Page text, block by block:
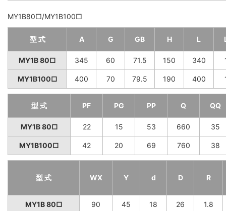
MY1B80□/MY1B100□
型 式 A G GB H L
MY1B 80□ 345 60 71.5 150 340
MY1B100□ 400 70 79.5 190 400
型 式 PF PG PP Q QQ
MY1B 80□ 22 15 53 660 35
MY1B100□ 42 20 69 760 38
型 式 WX Y d D R
MY1B 80□ 90 45 18 26 1.8